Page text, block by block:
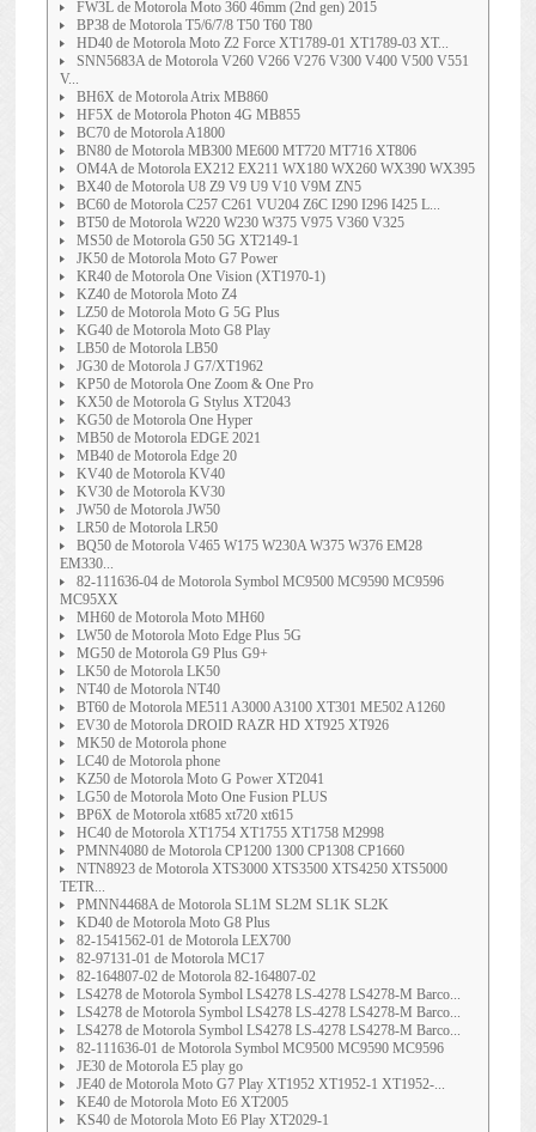
FW3L de Motorola Moto 360 46mm (2nd gen) 2015
BP38 de Motorola T5/6/7/8 T50 T60 T80
HD40 de Motorola Moto Z2 Force XT1789-01 XT1789-03 XT...
SNN5683A de Motorola V260 V266 V276 V300 V400 V500 V551
V...
BH6X de Motorola Atrix MB860
HF5X de Motorola Photon 4G MB855
BC70 de Motorola A1800
BN80 de Motorola MB300 ME600 MT720 MT716 XT806
OM4A de Motorola EX212 EX211 WX180 WX260 WX390 WX395
BX40 de Motorola U8 Z9 V9 U9 V10 V9M ZN5
BC60 de Motorola C257 C261 VU204 Z6C I290 I296 I425 L...
BT50 de Motorola W220 W230 W375 V975 V360 V325
MS50 de Motorola G50 5G XT2149-1
JK50 de Motorola Moto G7 Power
KR40 de Motorola One Vision (XT1970-1)
KZ40 de Motorola Moto Z4
LZ50 de Motorola Moto G 5G Plus
KG40 de Motorola Moto G8 Play
LB50 de Motorola LB50
JG30 de Motorola J G7/XT1962
KP50 de Motorola One Zoom & One Pro
KX50 de Motorola G Stylus XT2043
KG50 de Motorola One Hyper
MB50 de Motorola EDGE 2021
MB40 de Motorola Edge 20
KV40 de Motorola KV40
KV30 de Motorola KV30
JW50 de Motorola JW50
LR50 de Motorola LR50
BQ50 de Motorola V465 W175 W230A W375 W376 EM28
EM330...
82-111636-04 de Motorola Symbol MC9500 MC9590 MC9596
MC95XX
MH60 de Motorola Moto MH60
LW50 de Motorola Moto Edge Plus 5G
MG50 de Motorola G9 Plus G9+
LK50 de Motorola LK50
NT40 de Motorola NT40
BT60 de Motorola ME511 A3000 A3100 XT301 ME502 A1260
EV30 de Motorola DROID RAZR HD XT925 XT926
MK50 de Motorola phone
LC40 de Motorola phone
KZ50 de Motorola Moto G Power XT2041
LG50 de Motorola Moto One Fusion PLUS
BP6X de Motorola xt685 xt720 xt615
HC40 de Motorola XT1754 XT1755 XT1758 M2998
PMNN4080 de Motorola CP1200 1300 CP1308 CP1660
NTN8923 de Motorola XTS3000 XTS3500 XTS4250 XTS5000
TETR...
PMNN4468A de Motorola SL1M SL2M SL1K SL2K
KD40 de Motorola Moto G8 Plus
82-1541562-01 de Motorola LEX700
82-97131-01 de Motorola MC17
82-164807-02 de Motorola 82-164807-02
LS4278 de Motorola Symbol LS4278 LS-4278 LS4278-M Barco...
LS4278 de Motorola Symbol LS4278 LS-4278 LS4278-M Barco...
LS4278 de Motorola Symbol LS4278 LS-4278 LS4278-M Barco...
82-111636-01 de Motorola Symbol MC9500 MC9590 MC9596
JE30 de Motorola E5 play go
JE40 de Motorola Moto G7 Play XT1952 XT1952-1 XT1952-...
KE40 de Motorola Moto E6 XT2005
KS40 de Motorola Moto E6 Play XT2029-1